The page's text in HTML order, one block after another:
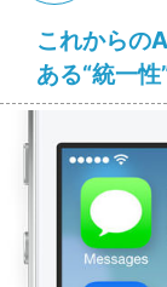
これからの
ある“統一